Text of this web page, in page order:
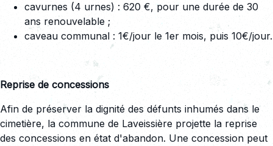
cavurnes (4 urnes) : 620 €, pour une durée de 30
ans renouvelable ;
caveau communal : 1€/jour le 1er mois, puis 10€/jour.
Reprise de concessions
Afin de préserver la dignité des défunts inhumés dans le
cimetière, la commune de Laveissière projette la reprise
des concessions en état d'abandon. Une concession peut